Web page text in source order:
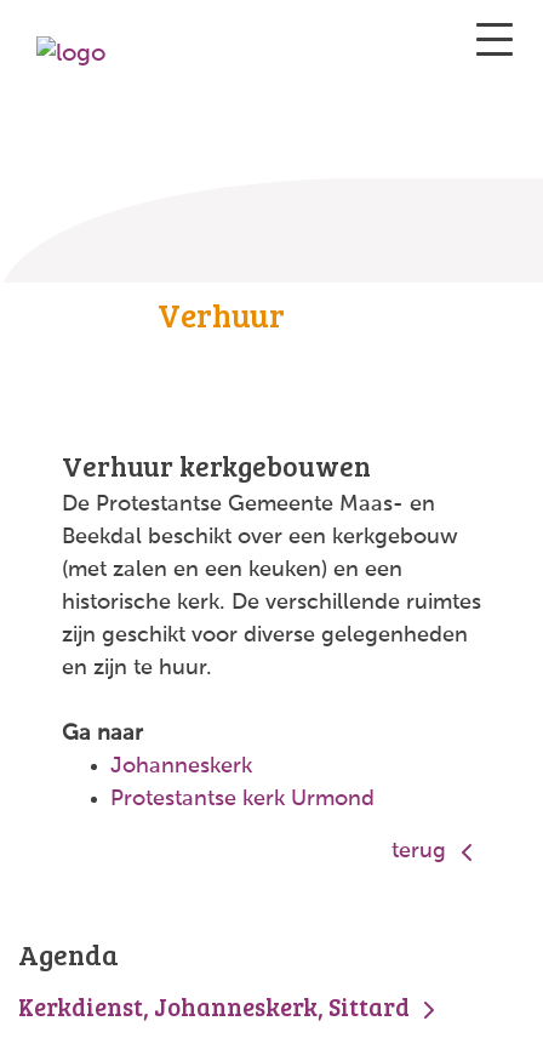
Verhuur
Verhuur kerkgebouwen
De Protestantse Gemeente Maas- en
Beekdal beschikt over een kerkgebouw
(met zalen en een keuken) en een
historische kerk. De verschillende ruimtes
zijn geschikt voor diverse gelegenheden
en zijn te huur.
Ga naar
Johanneskerk
Protestantse kerk Urmond
terug
Agenda
Kerkdienst, Johanneskerk, Sittard